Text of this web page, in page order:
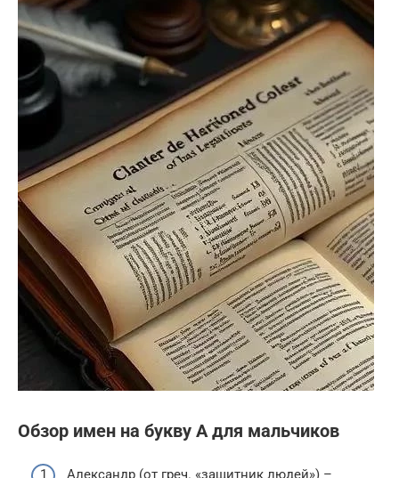
Обзор имен на букву А для мальчиков
Александр (от греч. «защитник людей») –